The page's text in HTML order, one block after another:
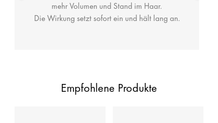
mehr Volumen und Stand im Haar.
Die Wirkung setzt sofort ein und hält lang an.
Empfohlene Produkte